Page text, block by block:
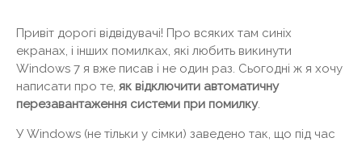
Привіт дорогі відвідувачі! Про всяких там синіх
екранах, і інших помилках, які любить викинути
Windows 7 я вже писав і не один раз. Сьогодні ж я хочу
написати про те, як відключити автоматичну
перезавантаження системи при помилку.
У Windows (не тільки у сімки) заведено так, що під час